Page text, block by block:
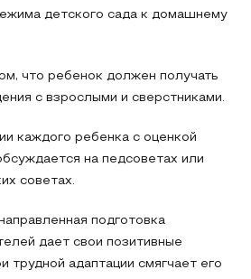
детского сада к домашнему
что ребенок должен получать
с взрослыми и сверстниками.
каждого ребенка с оценкой
на педсоветах или
советах.
подготовка
дает свои позитивные
трудной адаптации смягчает его